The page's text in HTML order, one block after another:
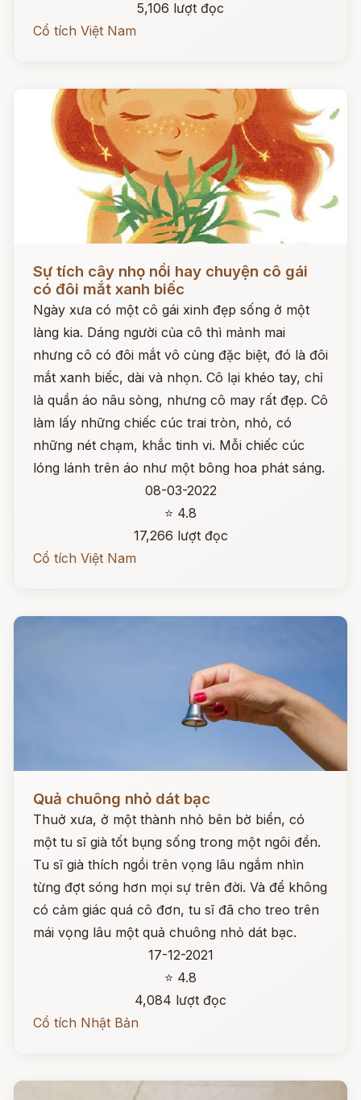
5,106 lượt đọc
Cổ tích Việt Nam
Sự tích cây nhọ nồi hay chuyện cô gái
có đôi mắt xanh biếc
Ngày xưa có một cô gái xinh đẹp sống ở một
làng kia. Dáng người của cô thì mảnh mai
nhưng cô có đôi mắt vô cùng đặc biệt, đó là đôi
mắt xanh biếc, dài và nhọn. Cô lại khéo tay, chỉ
là quần áo nâu sòng, nhưng cô may rất đẹp. Cô
làm lấy những chiếc cúc trai tròn, nhỏ, có
những nét chạm, khắc tinh vi. Mỗi chiếc cúc
lóng lánh trên áo như một bông hoa phát sáng.
08-03-2022
⭐ 4.8
17,266 lượt đọc
Cổ tích Việt Nam
Quả chuông nhỏ dát bạc
Thuở xưa, ở một thành nhỏ bên bờ biển, có
một tu sĩ già tốt bụng sống trong một ngôi đền.
Tu sĩ già thích ngồi trên vọng lâu ngắm nhìn
từng đợt sóng hơn mọi sự trên đời. Và để không
có cảm giác quá cô đơn, tu sĩ đã cho treo trên
mái vọng lâu một quả chuông nhỏ dát bạc.
17-12-2021
⭐ 4.8
4,084 lượt đọc
Cổ tích Nhật Bản